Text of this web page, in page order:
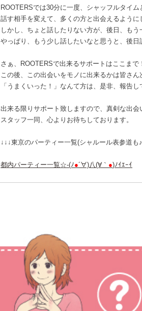
ROOTERSでは30分に一度、シャッフルタイム
話す相手を変えて、多くの方と出会えるよう
しかし、ちょと話したりない方が、後日、も
やっぱり、もう少し話したいなと思うと、後
さぁ、ROOTERSで出来るサポートはここまで
この後、この出会いをモノに出来るかは皆さん
「うまくいった！」なんて方は、是非、報告
出来る限りサポート致しますので、真剣な出
スタッフ一同、心よりお待ちしております。
↓↓↓東京のパーティー一覧(シャルール表参道も
都内パーティー一覧☆-(ﾉ●´∀)八(∀｀ ●)ﾉｲｴｰｲ